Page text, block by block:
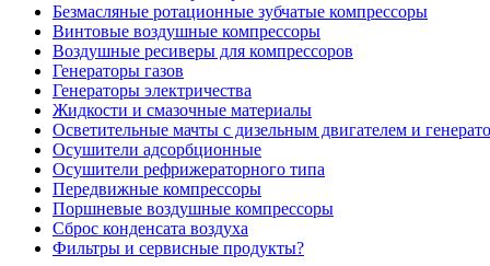
Безмасляные ротационные зубчатые компрессоры
Винтовые воздушные компрессоры
Воздушные ресиверы для компрессоров
Генераторы газов
Генераторы электричества
Жидкости и смазочные материалы
Осветительные мачты с дизельным двигателем и
Осушители адсорбционные
Осушители рефрижераторного типа
Передвижные компрессоры
Поршневые воздушные компрессоры
Сброс конденсата воздуха
Фильтры и сервисные продукты?